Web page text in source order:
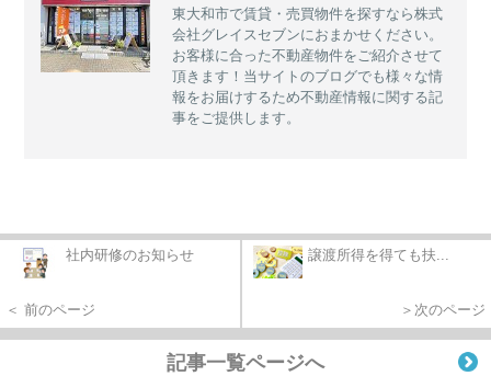
東大和市で賃貸・売買物件を探すなら株式
会社グレイスセブンにおまかせください。
お客様に合った不動産物件をご紹介させて
頂きます！当サイトのブログでも様々な情
報をお届けするため不動産情報に関する記
事をご提供します。
社内研修のお知らせ
＜ 前のページ
譲渡所得を得ても扶...
＞次のページ
記事一覧ページへ